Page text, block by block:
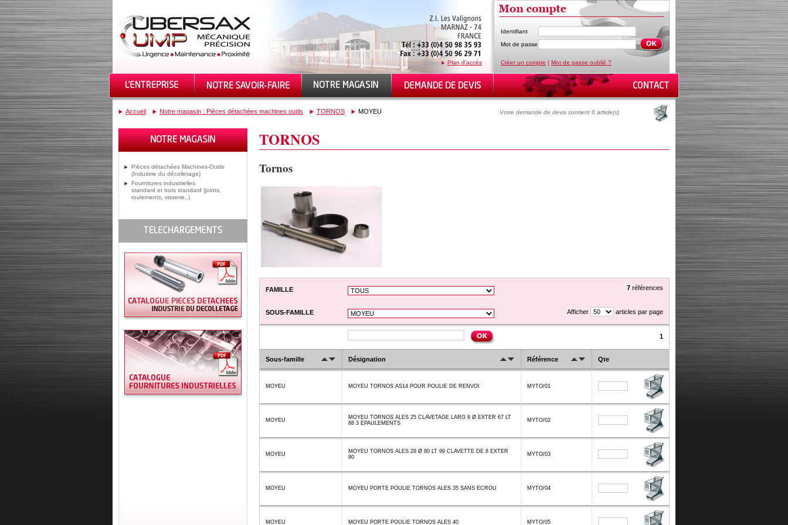
Plan d'accès
Identifiant
Mot de passe
Créer un compte | Mot de passe oublié ?
Accueil Notre magasin : Pièces détachées machines outils TORNOS MOYEU Votre demande de devis contient 0 article(s)
Pièces détachées Machines-Outils
(Industrie du décolletage)
Fournitures industrielles
standard et hors standard (joints,
roulements, visserie..)
TORNOS
Tornos
FAMILLE 7 références
SOUS-FAMILLE Afficher articles par page
1
Sous-famille Désignation Référence Qte
MOYEU MOYEU TORNOS AS14 POUR POULIE DE RENVOI MYTO/01
MOYEU
MOYEU TORNOS ALES 25 CLAVETAGE LARG 8 Ø EXTER 67 LT
88 3 EPAULEMENTS
MYTO/02
MOYEU
MOYEU TORNOS ALES 28 Ø 80 LT 99 CLAVETTE DE 8 EXTER
80
MYTO/03
MOYEU MOYEU PORTE POULIE TORNOS ALES 35 SANS ECROU MYTO/04
MOYEU MOYEU PORTE POULIE TORNOS ALES 40 MYTO/05